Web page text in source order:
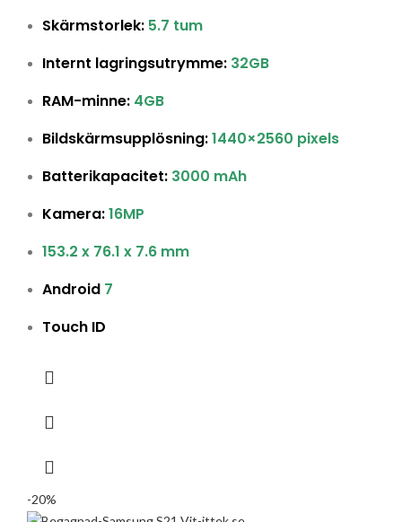
Skärmstorlek: 5.7 tum
Internt lagringsutrymme: 32GB
RAM-minne: 4GB
Bildskärmsupplösning:1440×2560 pixels
Batterikapacitet: 3000 mAh
Kamera:16MP
153.2 x 76.1 x 7.6 mm
Android 7
Touch ID
-20%